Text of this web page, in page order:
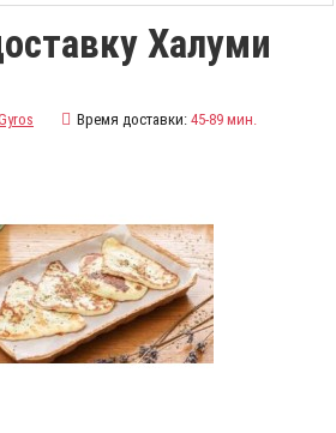
Халуми
Время доставки: 45-89 мин.